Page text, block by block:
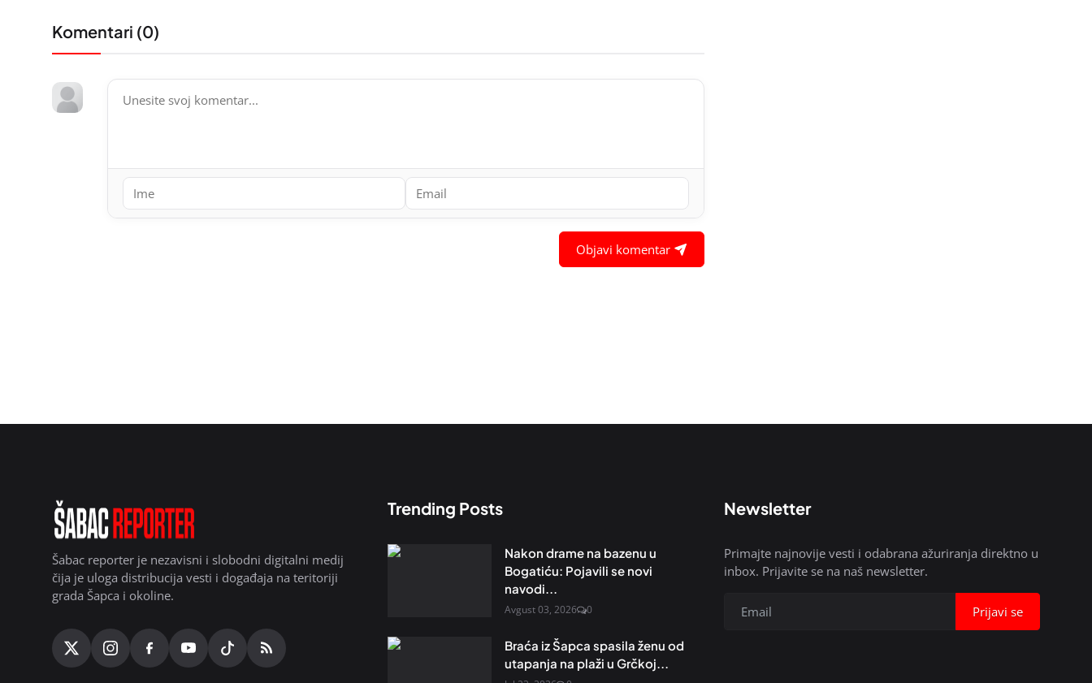
Komentari (0)
Objavi komentar
Šabac reporter je nezavisni i slobodni digitalni medij
čija je uloga distribucija vesti i događaja na teritoriji
grada Šapca i okoline.
Trending Posts
Nakon drame na bazenu u
Bogatiću: Pojavili se novi
navodi...
Avgust 03, 2026 0
Braća iz Šapca spasila ženu od
utapanja na plaži u Grčkoj...
Newsletter
Primajte najnovije vesti i odabrana ažuriranja direktno u
inbox. Prijavite se na naš newsletter.
Prijavi se